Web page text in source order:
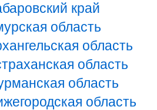
край
область
область
область
область
область